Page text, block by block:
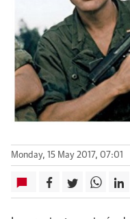
Monday, 15 May 2017, 07:01